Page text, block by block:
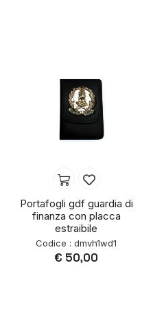
Portafogli gdf guardia di
finanza con placca
estraibile
Codice : dmvh1wd1
€ 50,00